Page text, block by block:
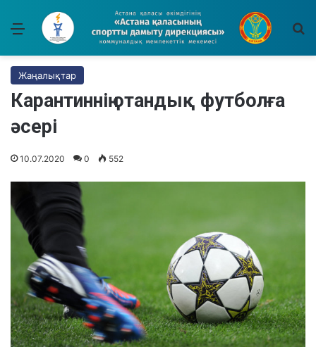
Мәзір
Жаңалықтар
Карантиннің отандық футболға
әсері
10.07.2020 0 552